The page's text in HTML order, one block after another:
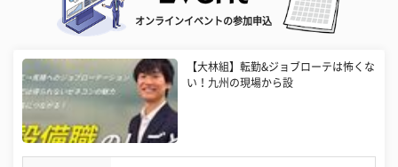
オンラインイベントの参加申込
【大林組】転勤&ジョブローテは怖くな
い！九州の現場から設